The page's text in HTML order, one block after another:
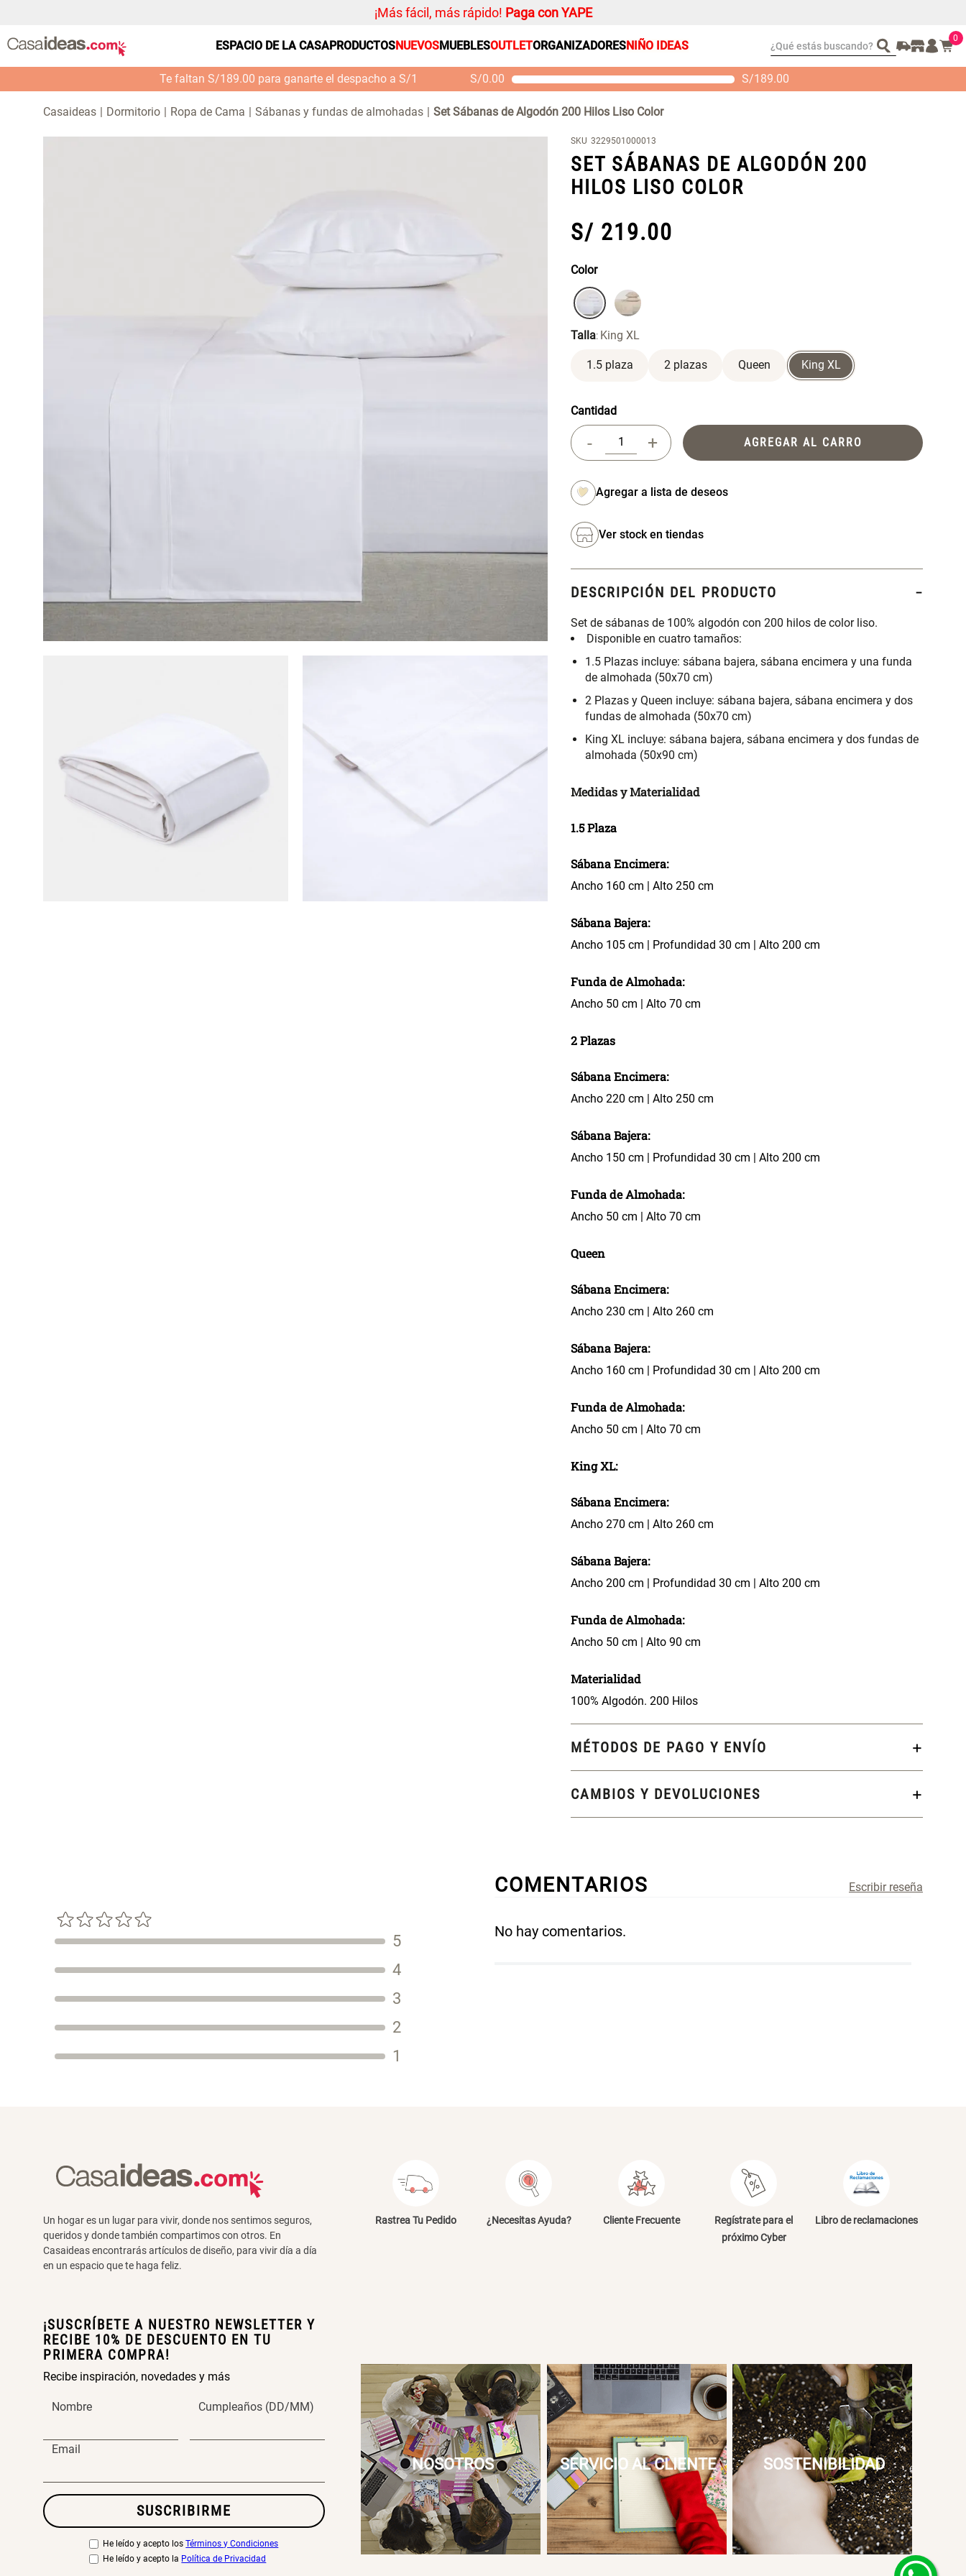
¡Más fácil, más rápido! Paga con YAPE
ESPACIO DE LA CASAPRODUCTOSNUEVOSMUEBLESOUTLETORGANIZADORESNIÑO IDEAS ¿Qué estás buscando? 0
Te faltan S/189.00 para ganarte el despacho a S/1 S/0.00 S/189.00
Dormitorio Ropa de Cama Sábanas y fundas de almohadas Set Sábanas de Algodón 200 Hilos Liso Color
SKU 3229501000013
SET SÁBANAS DE ALGODÓN 200
HILOS LISO COLOR
S/ 219.00
Color
Talla: King XL
1.5 plaza 2 plazas Queen King XL
Cantidad
+
- AGREGAR AL CARRO
Ver stock en tiendas
DESCRIPCIÓN DEL PRODUCTO
Set de sábanas de 100% algodón con 200 hilos de color liso.
Disponible en cuatro tamaños:
1.5 Plazas incluye: sábana bajera, sábana encimera y una funda
de almohada (50x70 cm)
2 Plazas y Queen incluye: sábana bajera, sábana encimera y dos
fundas de almohada (50x70 cm)
King XL incluye: sábana bajera, sábana encimera y dos fundas de
almohada (50x90 cm)
Medidas y Materialidad
1.5 Plaza
Sábana Encimera:
Ancho 160 cm | Alto 250 cm
Sábana Bajera:
Ancho 105 cm | Profundidad 30 cm | Alto 200 cm
Funda de Almohada:
Ancho 50 cm | Alto 70 cm
2 Plazas
Sábana Encimera:
Ancho 220 cm | Alto 250 cm
Sábana Bajera:
Ancho 150 cm | Profundidad 30 cm | Alto 200 cm
Funda de Almohada:
Ancho 50 cm | Alto 70 cm
Queen
Sábana Encimera:
Ancho 230 cm | Alto 260 cm
Sábana Bajera:
Ancho 160 cm | Profundidad 30 cm | Alto 200 cm
Funda de Almohada:
Ancho 50 cm | Alto 70 cm
King XL:
Sábana Encimera:
Ancho 270 cm | Alto 260 cm
Sábana Bajera:
Ancho 200 cm | Profundidad 30 cm | Alto 200 cm
Funda de Almohada:
Ancho 50 cm | Alto 90 cm
Materialidad
100% Algodón. 200 Hilos
MÉTODOS DE PAGO Y ENVÍO
CAMBIOS Y DEVOLUCIONES
5
4
3
2
1
COMENTARIOS
No hay comentarios.
Un hogar es un lugar para vivir, donde nos sentimos seguros,
queridos y donde también compartimos con otros. En
Casaideas encontrarás artículos de diseño, para vivir día a día
en un espacio que te haga feliz.
¡SUSCRÍBETE A NUESTRO NEWSLETTER Y
RECIBE 10% DE DESCUENTO EN TU
PRIMERA COMPRA!
Recibe inspiración, novedades y más
Nombre Cumpleaños (DD/MM)
Email
SUSCRIBIRME
He leído y acepto los Términos y Condiciones
He leído y acepto la Política de Privacidad
Rastrea Tu Pedido ¿Necesitas Ayuda? Cliente Frecuente
Regístrate para el
próximo Cyber
Libro de reclamaciones
NOSOTROS SERVICIO AL CLIENTE SOSTENIBILIDAD
Bambú Inodoro con
Puerta 65x28x171 cm
S/ 261.00
Memory
S/ 104.00
Organizador
Cojin
Alfombra